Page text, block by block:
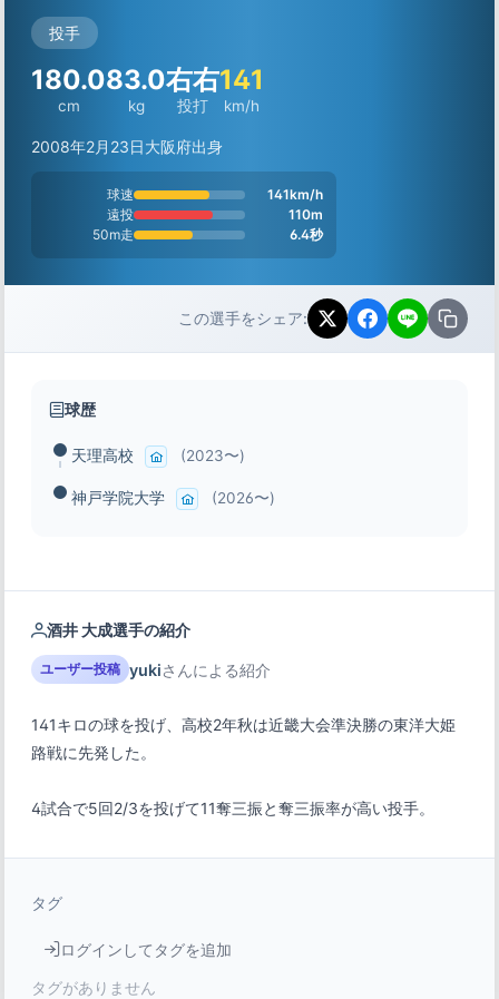
投手
180.0
cm
83.0
kg
右右
投打
141
km/h
2008年2月23日大阪府出身
球速
141km/h
遠投
110m
50m走
6.4秒
この選手をシェア:
球歴
天理高校 (2023〜)
神戸学院大学 (2026〜)
酒井 大成選手の紹介
ユーザー投稿 yukiさんによる紹介
141キロの球を投げ、高校2年秋は近畿大会準決勝の東洋大姫
4試合で5回2/3を投げて11奪三振と奪三振率が高い投手。
タグ
ログインしてタグを追加
タグがありません